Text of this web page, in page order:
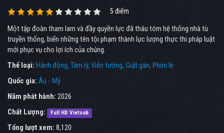
5 điểm
Một tập đoàn tham lam và đầy quyền lực đã thâu tóm hệ thống nhà tù
truyền thống, biến những tên tội phạm thành lực lượng thực thi pháp luật
mới phục vụ cho lợi ích của chúng.
Thể loại: Hành động Tâm lý Viễn tưởng Giật gân Phim lẻ
Quốc gia: Âu - Mỹ
Năm phát hành: 2026
Chất Lượng:
Full HD Vietsub
Tổng lượt xem: 8,120